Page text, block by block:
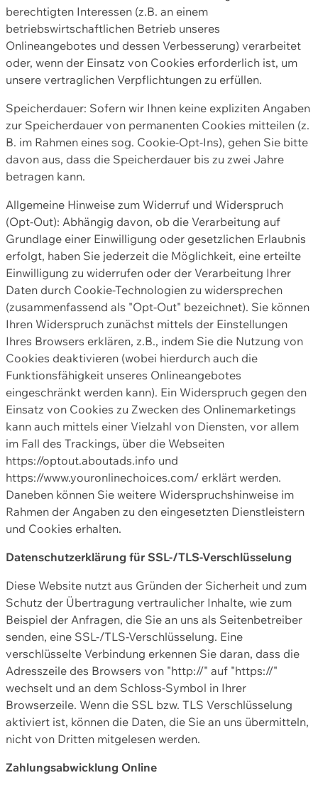
berechtigten Interessen (z.B. an einem
betriebswirtschaftlichen Betrieb unseres
Onlineangebotes und dessen Verbesserung) verarbeitet
oder, wenn der Einsatz von Cookies erforderlich ist, um
unsere vertraglichen Verpflichtungen zu erfüllen.
Speicherdauer: Sofern wir Ihnen keine expliziten Angaben
zur Speicherdauer von permanenten Cookies mitteilen (z.
B. im Rahmen eines sog. Cookie-Opt-Ins), gehen Sie bitte
davon aus, dass die Speicherdauer bis zu zwei Jahre
betragen kann.
Allgemeine Hinweise zum Widerruf und Widerspruch
(Opt-Out): Abhängig davon, ob die Verarbeitung auf
Grundlage einer Einwilligung oder gesetzlichen Erlaubnis
erfolgt, haben Sie jederzeit die Möglichkeit, eine erteilte
Einwilligung zu widerrufen oder der Verarbeitung Ihrer
Daten durch Cookie-Technologien zu widersprechen
(zusammenfassend als "Opt-Out" bezeichnet). Sie können
Ihren Widerspruch zunächst mittels der Einstellungen
Ihres Browsers erklären, z.B., indem Sie die Nutzung von
Cookies deaktivieren (wobei hierdurch auch die
Funktionsfähigkeit unseres Onlineangebotes
eingeschränkt werden kann). Ein Widerspruch gegen den
Einsatz von Cookies zu Zwecken des Onlinemarketings
kann auch mittels einer Vielzahl von Diensten, vor allem
im Fall des Trackings, über die Webseiten
https://optout.aboutads.info und
https://www.youronlinechoices.com/ erklärt werden.
Daneben können Sie weitere Widerspruchshinweise im
Rahmen der Angaben zu den eingesetzten Dienstleistern
und Cookies erhalten.
Datenschutzerklärung für SSL-/TLS-Verschlüsselung
Diese Website nutzt aus Gründen der Sicherheit und zum
Schutz der Übertragung vertraulicher Inhalte, wie zum
Beispiel der Anfragen, die Sie an uns als Seitenbetreiber
senden, eine SSL-/TLS-Verschlüsselung. Eine
verschlüsselte Verbindung erkennen Sie daran, dass die
Adresszeile des Browsers von "http://" auf "https://"
wechselt und an dem Schloss-Symbol in Ihrer
Browserzeile. Wenn die SSL bzw. TLS Verschlüsselung
aktiviert ist, können die Daten, die Sie an uns übermitteln,
nicht von Dritten mitgelesen werden.
Zahlungsabwicklung Online